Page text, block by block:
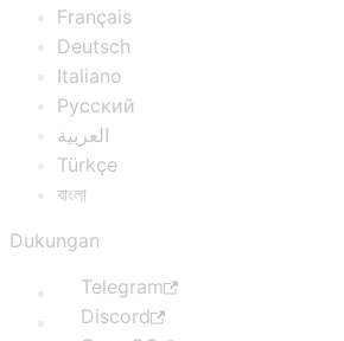
Français
Deutsch
Italiano
Русский
العربية
Türkçe
বাংলা
Dukungan
Telegram
Discord